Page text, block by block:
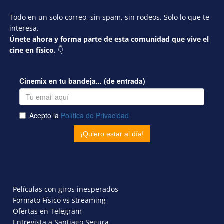
Todo en un solo correo, sin spam, sin rodeos. Solo lo que te
interesa.
Únete ahora y forma parte de esta comunidad que vive el
cine en físico. 👇
Películas con giros inesperados
Formato Físico vs streaming
Ofertas en Telegram